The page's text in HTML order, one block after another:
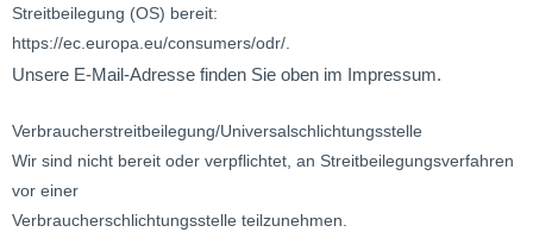
Streitbeilegung (OS) bereit:
https://ec.europa.eu/consumers/odr/.
Unsere E-Mail-Adresse finden Sie oben im Impressum.
Verbraucherstreitbeilegung/Universalschlichtungsstelle
Wir sind nicht bereit oder verpflichtet, an Streitbeilegungsverfahren
vor einer
Verbraucherschlichtungsstelle teilzunehmen.